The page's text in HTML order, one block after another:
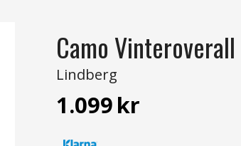
Camo
Lindberg
1.099kr